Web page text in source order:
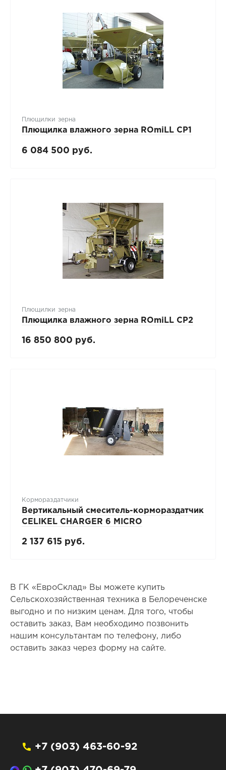
Плющилки зерна
Плющилка влажного зерна ROmiLL CP1
6 084 500 руб.
Плющилки зерна
Плющилка влажного зерна ROmiLL CP2
16 850 800 руб.
Кормораздатчики
Вертикальный смеситель-кормораздатчик
CELIKEL CHARGER 6 MICRO
2 137 615 руб.
В ГК «ЕвроСклад» Вы можете купить
Сельскохозяйственная техника в Белореченске
выгодно и по низким ценам. Для того, чтобы
оставить заказ, Вам необходимо позвонить
нашим консультантам по телефону, либо
оставить заказ через форму на сайте.
+7 (903) 463-60-92